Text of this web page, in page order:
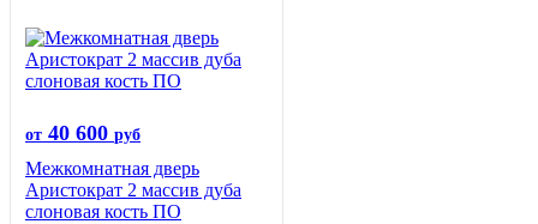
от 40 600 руб
Межкомнатная дверь
Аристократ 2 массив дуба
слоновая кость ПО